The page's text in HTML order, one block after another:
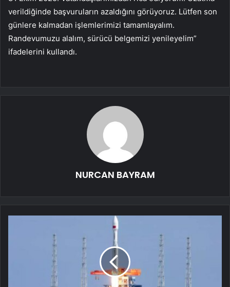
verildiğinde başvuruların azaldığını görüyoruz. Lütfen son
günlere kalmadan işlemlerimizi tamamlayalım.
Randevumuzu alalım, sürücü belgemizi yenileyelim”
ifadelerini kullandı.
NURCAN BAYRAM